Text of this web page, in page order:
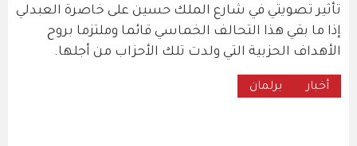
تأثير تصويتي في شارع الملك حسين على خاصرة العبدلي
إذا ما بقي هذا التحالف الخماسي قائما وملتزما بروح
الأهداف الحزبية التي ولدت تلك الأحزاب من أجلها.
أخبار برلمان